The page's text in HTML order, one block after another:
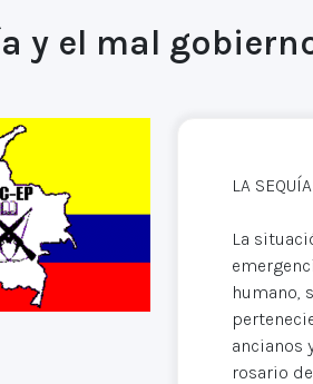
y el mal
LA
La
humano,
ancianos
rosario